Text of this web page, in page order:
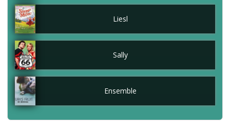
Liesl
Sally
Ensemble